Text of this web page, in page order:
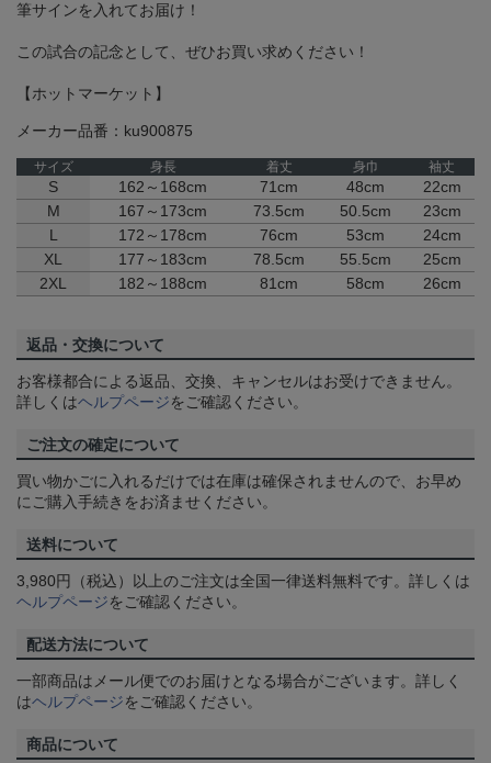
筆サインを入れてお届け！
この試合の記念として、ぜひお買い求めください！
【ホットマーケット】
メーカー品番：ku900875
サイズ 身長 着丈 身巾 袖丈
S 162～168cm 71cm 48cm
22cm
M
167～173cm 73.5cm 50.5cm
23cm
L
172～178cm 76cm 53cm
24cm
XL
177～183cm 78.5cm 55.5cm
25cm
2XL
182～188cm 81cm 58cm 26cm
返品・交換について
お客様都合による返品、交換、キャンセルはお受けできません。
詳しくはヘルプページをご確認ください。
ご注文の確定について
買い物かごに入れるだけでは在庫は確保されませんので、お早め
にご購入手続きをお済ませください。
送料について
3,980円（税込）以上のご注文は全国一律送料無料です。詳しくは
ヘルプページをご確認ください。
配送方法について
一部商品はメール便でのお届けとなる場合がございます。詳しく
はヘルプページをご確認ください。
商品について